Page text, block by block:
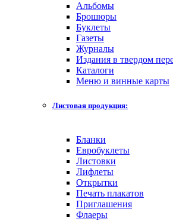
Альбомы
Брошюры
Буклеты
Газеты
Журналы
Издания в твердом
Каталоги
Меню и винные карты
Листовая продукция:
Бланки
Евробуклеты
Листовки
Лифлеты
Открытки
Печать плакатов
Приглашения
Флаеры